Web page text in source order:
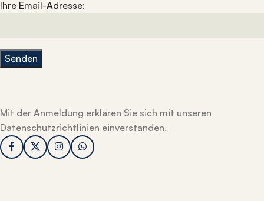
Ihre Email-Adresse:
Mit der Anmeldung erklären Sie sich mit unseren
Datenschutzrichtlinien einverstanden.